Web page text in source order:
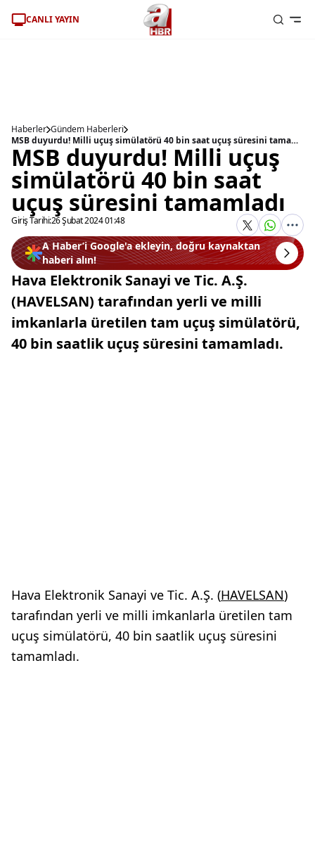
CANLI YAYIN
Haberler Gündem Haberleri
MSB duyurdu! Milli uçuş simülatörü 40 bin saat uçuş süresini tamamladı
MSB duyurdu! Milli uçuş
simülatörü 40 bin saat
uçuş süresini tamamladı
Giriş Tarihi:26 Şubat 2024 01:48
A Haber’i Google'a ekleyin, doğru kaynaktan
haberi alın!
Hava Elektronik Sanayi ve Tic. A.Ş.
(HAVELSAN) tarafından yerli ve milli
imkanlarla üretilen tam uçuş simülatörü,
40 bin saatlik uçuş süresini tamamladı.
Hava Elektronik Sanayi ve Tic. A.Ş. (HAVELSAN)
tarafından yerli ve milli imkanlarla üretilen tam
uçuş simülatörü, 40 bin saatlik uçuş süresini
tamamladı.